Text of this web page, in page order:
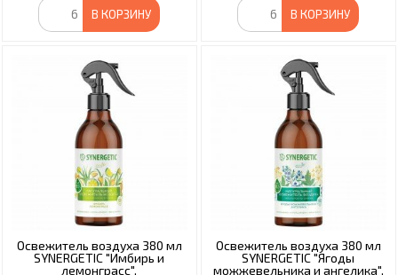
В КОРЗИНУ В КОРЗИНУ
Освежитель воздуха 380 мл
SYNERGETIC "Имбирь и
лемонграсс",
Освежитель воздуха 380 мл
SYNERGETIC "Ягоды
можжевельника и ангелика",